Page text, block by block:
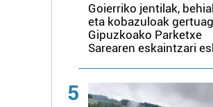
Goierriko jentilak,
eta kobazuloak
Gipuzkoako Parketxe
Sarearen eskaintzari
5